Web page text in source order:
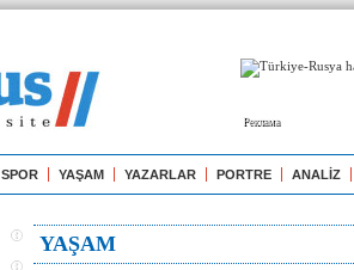
Реклама
SPOR YAŞAM YAZARLAR PORTRE ANALİZ
YAŞAM